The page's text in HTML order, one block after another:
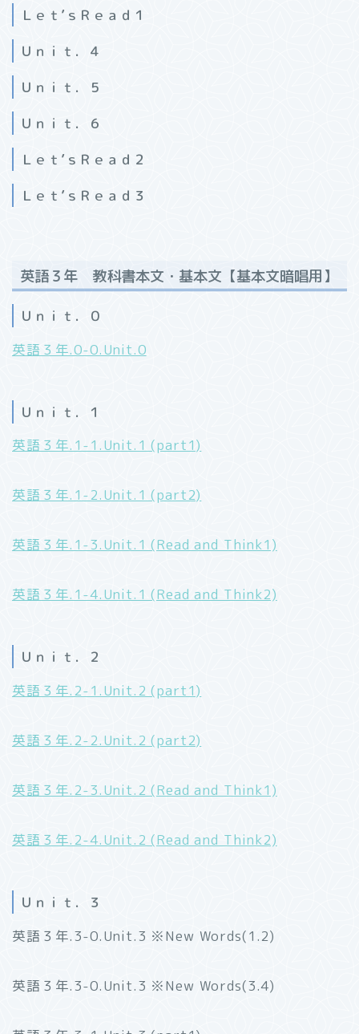
Ｌｅｔ’ｓＲｅａｄ１
Ｕｎｉｔ．４
Ｕｎｉｔ．５
Ｕｎｉｔ．６
Ｌｅｔ’ｓＲｅａｄ２
Ｌｅｔ’ｓＲｅａｄ３
英語３年 教科書本文・基本文【基本文暗唱用】
Ｕｎｉｔ．０
英語３年.0-0.Unit.0
Ｕｎｉｔ．１
英語３年.1-1.Unit.1 (part1)
英語３年.1-2.Unit.1 (part2)
英語３年.1-3.Unit.1 (Read and Think1)
英語３年.1-4.Unit.1 (Read and Think2)
Ｕｎｉｔ．２
英語３年.2-1.Unit.2 (part1)
英語３年.2-2.Unit.2 (part2)
英語３年.2-3.Unit.2 (Read and Think1)
英語３年.2-4.Unit.2 (Read and Think2)
Ｕｎｉｔ．３
英語３年.3-0.Unit.3 ※New Words(1.2)
英語３年.3-0.Unit.3 ※New Words(3.4)